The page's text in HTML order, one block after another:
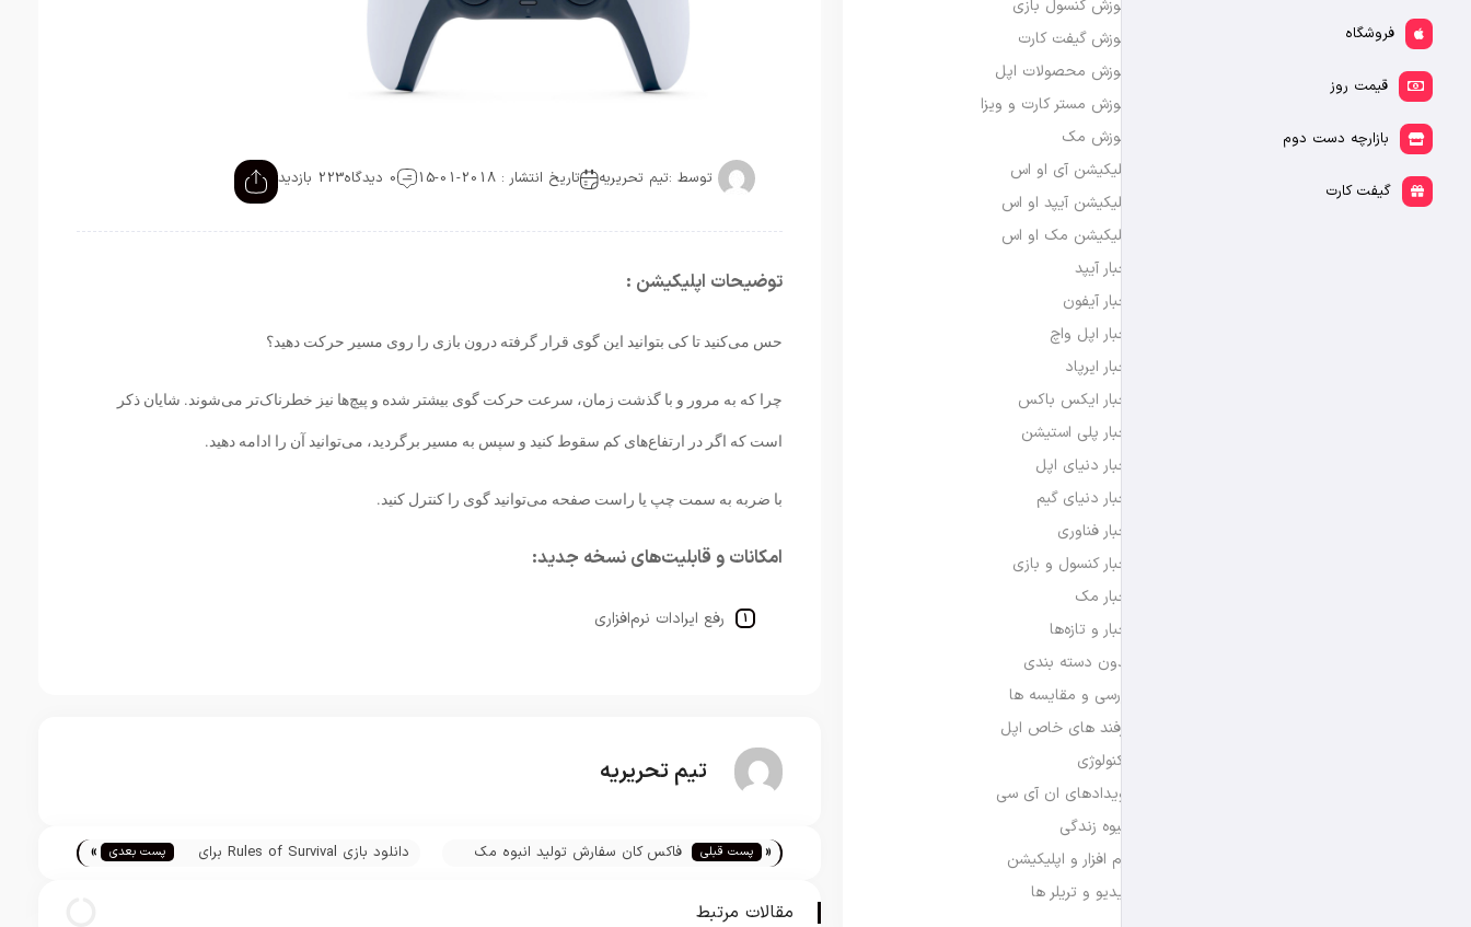
فروشگاه
قیمت روز
بازارچه دست دوم
گیفت کارت
توسط :تیم تحریریه تاریخ انتشار : 2018-01-15 0 دیدگاه 223 بازدید
توضیحات اپلیکیشن :
حس می‌کنید تا کی بتوانید این گوی قرار گرفته درون بازی را روی مسیر حرکت دهید؟
چرا که به مرور و با گذشت زمان، سرعت حرکت گوی بیشتر شده و پیچ‌ها نیز خطرناک‌تر می‌شوند. شایان ذکر
است که اگر در ارتفاع‌های کم سقوط کنید و سپس به مسیر برگردید، می‌توانید آن را ادامه دهید.
با ضربه به سمت چپ یا راست صفحه می‌توانید گوی را کنترل کنید.
امکانات و قابلیت‌های نسخه جدید:
رفع ایرادات نرم‌افزاری
تیم تحریریه
« پست قبلی
فاکس کان سفارش تولید انبوه مک
دانلود بازی Rules of Survival برای
پست بعدی »
مقالات مرتبط
آموزش کنسول بازی
آموزش گیفت کارت
آموزش محصولات اپل
آموزش مستر کارت و ویزا
آموزش مک
اپلیکیشن آی او اس
اپلیکیشن آیپد او اس
اپلیکیشن مک او اس
اخبار آیپد
اخبار آیفون
اخبار اپل واچ
اخبار ایرپاد
اخبار ایکس باکس
اخبار پلی استیشن
اخبار دنیای اپل
اخبار دنیای گیم
اخبار فناوری
اخبار کنسول و بازی
اخبار مک
اخبار و تازه‌ها
بدون دسته بندی
بررسی و مقایسه ها
ترفند های خاص اپل
تکنولوژی
رویدادهای ان آی سی
شیوه زندگی
نرم افزار و اپلیکیشن
ویدیو و تریلر ها